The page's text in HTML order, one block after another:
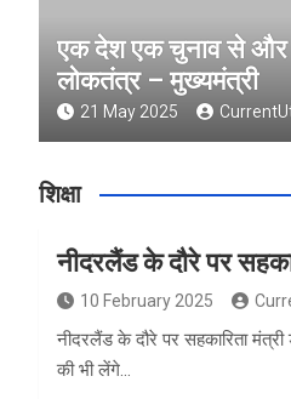
एक देश एक चुनाव से और
लोकतंत्र – मुख्यमंत्री
21 May 2025
शिक्षा
नीदरलैंड के दौरे पर
10 February 2025
नीदरलैंड के दौरे पर सहकारिता
की भी लेंगे…